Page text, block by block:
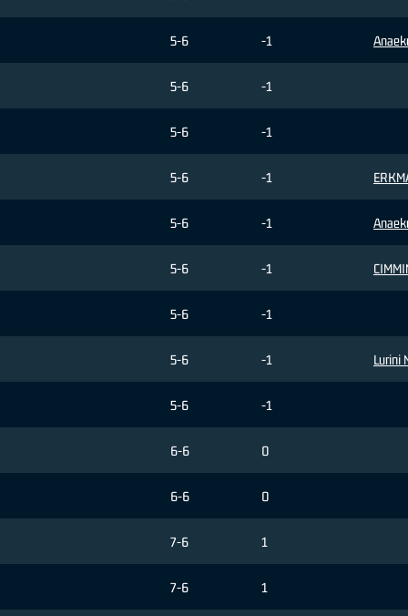
5-6 -1
5-6 -1
5-6 -1
5-6 -1
5-6 -1
5-6 -1
5-6 -1
5-6 -1 Lurini
5-6 -1
6-6 0
6-6 0
7-6 1
7-6 1